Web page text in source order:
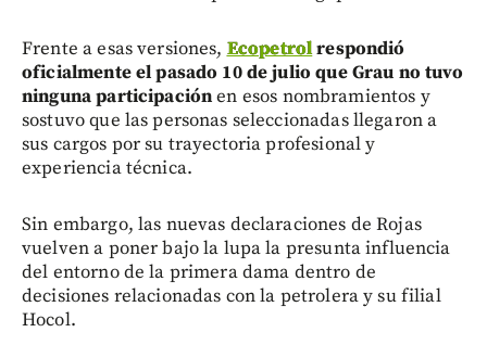
Frente a esas versiones, Ecopetrolrespondió
oficialmente el pasado 10 de julio que Grau no tuvo
ninguna participaciónen esos nombramientos y
sostuvo que las personas seleccionadas llegaron a
sus cargos por su trayectoria profesional y
experiencia técnica.
Sin embargo, las nuevas declaraciones de Rojas
vuelven a poner bajo la lupa la presunta influencia
del entorno de la primera dama dentro de
decisiones relacionadas con la petrolera y su filial
Hocol.